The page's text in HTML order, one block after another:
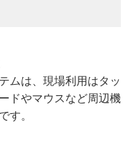
ムは、現場利用はタッ
ドやマウスなど周辺機
す。